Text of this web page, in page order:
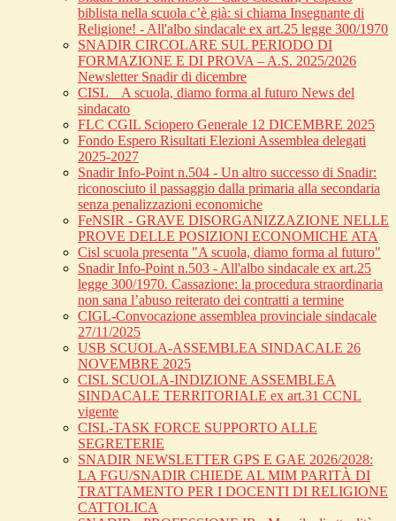
biblista nella scuola c’è già: si chiama Insegnante di
Religione! - All'albo sindacale ex art.25 legge 300/1970
SNADIR CIRCOLARE SUL PERIODO DI
FORMAZIONE E DI PROVA – A.S. 2025/2026
Newsletter Snadir di dicembre
CISL _ A scuola, diamo forma al futuro News del
sindacato
FLC CGIL Sciopero Generale 12 DICEMBRE 2025
Fondo Espero Risultati Elezioni Assemblea delegati
2025-2027
Snadir Info-Point n.504 - Un altro successo di Snadir:
riconosciuto il passaggio dalla primaria alla secondaria
senza penalizzazioni economiche
FeNSIR - GRAVE DISORGANIZZAZIONE NELLE
PROVE DELLE POSIZIONI ECONOMICHE ATA
Cisl scuola presenta "A scuola, diamo forma al futuro"
Snadir Info-Point n.503 - All'albo sindacale ex art.25
legge 300/1970. Cassazione: la procedura straordinaria
non sana l’abuso reiterato dei contratti a termine
CIGL-Convocazione assemblea provinciale sindacale
27/11/2025
USB SCUOLA-ASSEMBLEA SINDACALE 26
NOVEMBRE 2025
CISL SCUOLA-INDIZIONE ASSEMBLEA
SINDACALE TERRITORIALE ex art.31 CCNL
vigente
CISL-TASK FORCE SUPPORTO ALLE
SEGRETERIE
SNADIR NEWSLETTER GPS E GAE 2026/2028:
LA FGU/SNADIR CHIEDE AL MIM PARITÀ DI
TRATTAMENTO PER I DOCENTI DI RELIGIONE
CATTOLICA